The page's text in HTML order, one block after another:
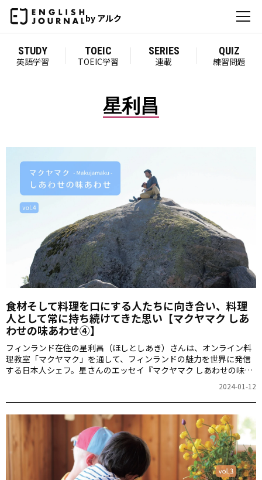
by アルク
STUDY
英語学習
TOEIC
TOEIC学習
SERIES
連載
QUIZ
練習問題
星利昌
食材そして料理を口にする人たちに向き合い、料理
人として常に持ち続けてきた思い【マクヤマク しあ
わせの味あわせ④】
フィンランド在住の星利昌（ほしとしあき）さんは、オンライン料
理教室「マクヤマク」を通して、フィンランドの魅力を世界に発信
する日本人シェフ。星さんのエッセイ『マクヤマク しあわせの味あ
2024-01-12